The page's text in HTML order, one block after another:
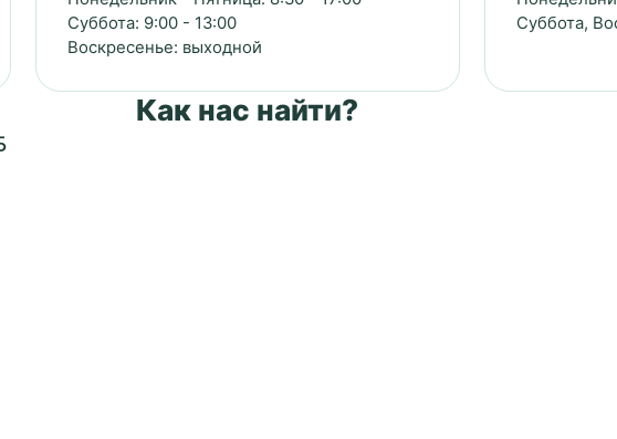
Суббота: 9:00 - 13:00
Воскресенье: выходной
Суббота,
Как нас найти?